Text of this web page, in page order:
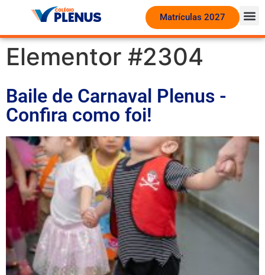
Matrículas 2027
Elementor #2304
Baile de Carnaval Plenus -
Confira como foi!